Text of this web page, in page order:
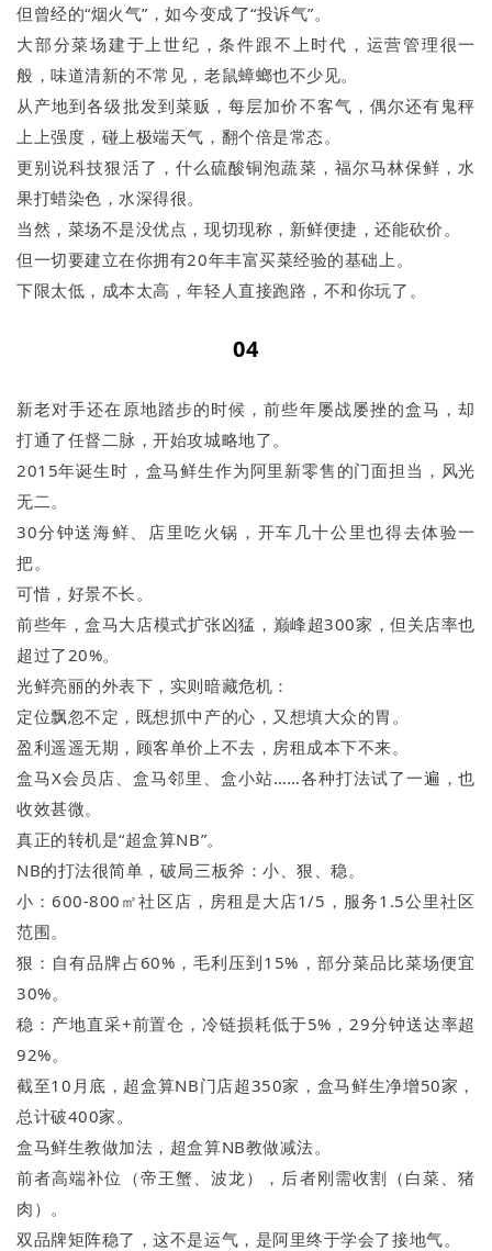
但曾经的“烟火气”，如今变成了“投诉气”。
大部分菜场建于上世纪，条件跟不上时代，运营管理很一
般，味道清新的不常见，老鼠蟑螂也不少见。
从产地到各级批发到菜贩，每层加价不客气，偶尔还有鬼秤
上上强度，碰上极端天气，翻个倍是常态。
更别说科技狠活了，什么硫酸铜泡蔬菜，福尔马林保鲜，水
果打蜡染色，水深得很。
当然，菜场不是没优点，现切现称，新鲜便捷，还能砍价。
但一切要建立在你拥有20年丰富买菜经验的基础上。
下限太低，成本太高，年轻人直接跑路，不和你玩了。
04
新老对手还在原地踏步的时候，前些年屡战屡挫的盒马，却
打通了任督二脉，开始攻城略地了。
2015年诞生时，盒马鲜生作为阿里新零售的门面担当，风光
无二。
30分钟送海鲜、店里吃火锅，开车几十公里也得去体验一
把。
可惜，好景不长。
前些年，盒马大店模式扩张凶猛，巅峰超300家，但关店率也
超过了20%。
光鲜亮丽的外表下，实则暗藏危机：
定位飘忽不定，既想抓中产的心，又想填大众的胃。
盈利遥遥无期，顾客单价上不去，房租成本下不来。
‌盒马X会员店‌、盒马邻里‌、盒小站‌‌……各种打法试了一遍，也
收效甚微。
真正的转机是“超盒算NB”。
NB的打法很简单，破局三板斧：小、狠、稳。
小：600-800㎡社区店，房租是大店1/5，服务1.5公里社区
范围。
狠：自有品牌占60%，毛利压到15%，部分菜品比菜场便宜
30%。
稳：产地直采+前置仓，冷链损耗低于5%，29分钟送达率超
92%。
截至10月底，超盒算NB门店超350家，盒马鲜生净增50家，
总计破400家。
盒马鲜生教做加法，超盒算NB教做减法。
前者高端补位（帝王蟹、波龙），后者刚需收割（白菜、猪
肉）。
双品牌矩阵稳了，这不是运气，是阿里终于学会了接地气。